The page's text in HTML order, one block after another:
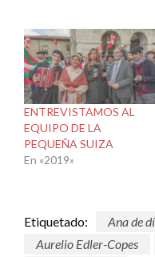
ENTREVISTAMOS AL
EQUIPO DE LA
PEQUEÑA SUIZA
En «2019»
Etiquetado: Ana de
Aurelio Edler-Copes